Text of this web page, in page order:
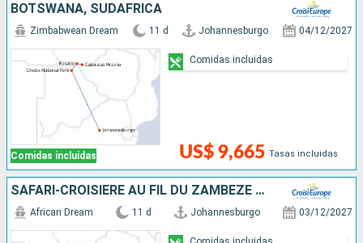
BOTSWANA, SUDAFRICA
Comidas incluidas
Zimbabwean Dream 11 d Johannesburgo 04/12/2027
US$ 9,665 Tasas incluidas
Comidas incluidas
SAFARI-CROISIÈRE AU FIL DU ZAMBÈZE - AFRIQUE DU SUD, BOTSWANA, NAMIBIE, ZIMBABWE
African Dream 11 d Johannesburgo 03/12/2027